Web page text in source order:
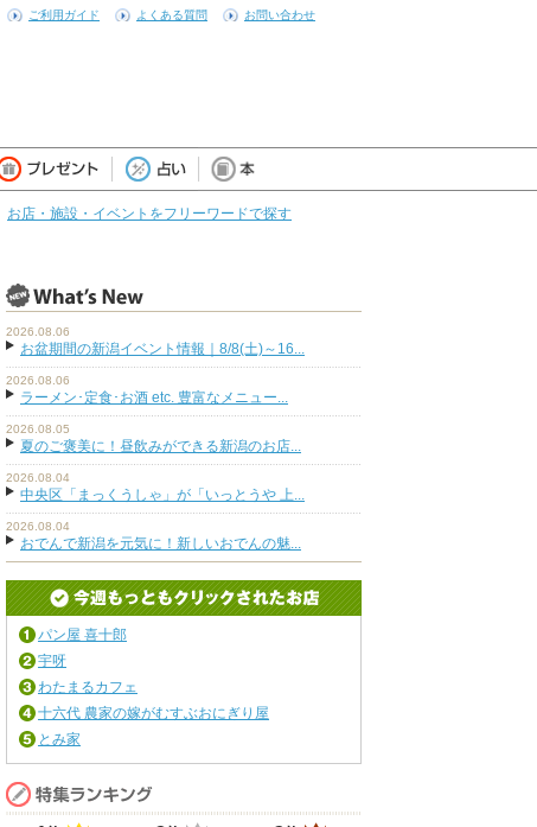
ご利用ガイド よくある質問 お問い合わせ
お店・施設・イベントをフリーワードで探す
2026.08.06
お盆期間の新潟イベント情報｜8/8(土)～16...
2026.08.06
ラーメン･定食･お酒 etc. 豊富なメニュー...
2026.08.05
夏のご褒美に！昼飲みができる新潟のお店...
2026.08.04
中央区「まっくうしゃ」が「いっとうや 上...
2026.08.04
おでんで新潟を元気に！新しいおでんの魅...
パン屋 喜十郎
宇呀
わたまるカフェ
十六代 農家の嫁がむすぶおにぎり屋
とみ家